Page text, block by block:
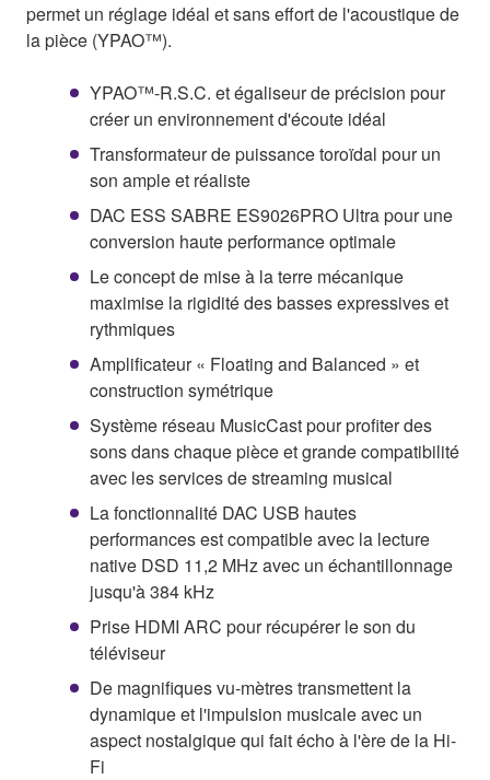
permet un réglage idéal et sans effort de l'acoustique de
la pièce (YPAO™).
YPAO™-R.S.C. et égaliseur de précision pour
créer un environnement d'écoute idéal
Transformateur de puissance toroïdal pour un
son ample et réaliste
DAC ESS SABRE ES9026PRO Ultra pour une
conversion haute performance optimale
Le concept de mise à la terre mécanique
maximise la rigidité des basses expressives et
rythmiques
Amplificateur « Floating and Balanced » et
construction symétrique
Système réseau MusicCast pour profiter des
sons dans chaque pièce et grande compatibilité
avec les services de streaming musical
La fonctionnalité DAC USB hautes
performances est compatible avec la lecture
native DSD 11,2 MHz avec un échantillonnage
jusqu'à 384 kHz
Prise HDMI ARC pour récupérer le son du
téléviseur
De magnifiques vu-mètres transmettent la
dynamique et l'impulsion musicale avec un
aspect nostalgique qui fait écho à l'ère de la Hi-
Fi